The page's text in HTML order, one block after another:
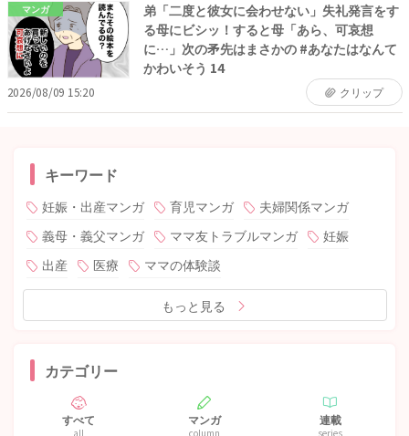
マンガ
弟「二度と彼女に会わせない」失礼発言をす
る母にビシッ！すると母「あら、可哀想
に…」次の矛先はまさかの #あなたはなんて
かわいそう 14
2026/08/09 15:20 クリップ
キーワード
妊娠・出産マンガ 育児マンガ
夫婦関係マンガ
義母・義父マンガ
ママ友トラブルマンガ
妊娠
出産
医療 ママの体験談
もっと見る
カテゴリー
すべて
all
マンガ
column
連載
series